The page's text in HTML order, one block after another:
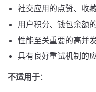
社交应用的点赞、收
用户积分、钱包余额
性能至关重要的高并
具有良好重试机制的
不适用于：